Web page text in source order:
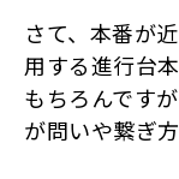
さて、本番が
用する進行台
もちろんです
が問いや繋ぎ